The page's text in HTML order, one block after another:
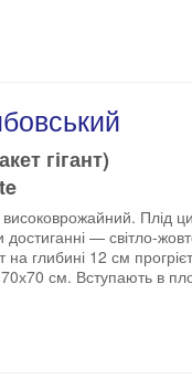
гігант)
Плід
достиганні — світло-
на глибині 12 см
см. Вступають в